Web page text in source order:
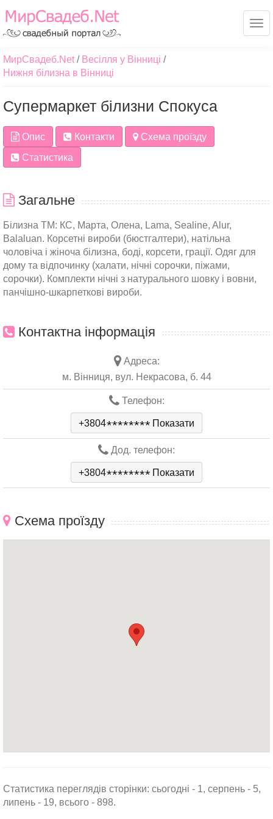
МирСвадеб.Net
Весілля у Вінниці
Нижня білизна в Вінниці
Супермаркет білизни Спокуса
Опис Контакти
Схема проїзду
Статистика
Загальне
Білизна ТМ: КС, Марта, Олена, Lama, Sealine, Alur,
Balaluan. Корсетні вироби (бюстгалтери), натільна
чоловіча і жіноча білизна, боді, корсети, грації. Одяг для
дому та відпочинку (халати, нічні сорочки, піжами,
сорочки). Комплекти нічні з натурального шовку і вовни,
панчішно-шкарпеткові вироби.
Контактна інформація
Адреса:
м. Вінниця, вул. Некрасова, б. 44
Телефон:
+3804******** Показати
Дод. телефон:
+3804******** Показати
Схема проїзду
Статистика переглядів сторінки: сьогодні - 1, серпень - 5,
липень - 19, всього - 898.